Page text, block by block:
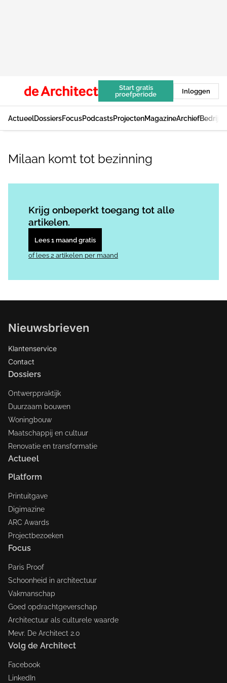
Start gratis
proefperiode
Inloggen
ActueelDossiersFocusPodcastsProjectenMagazineArchief
Milaan komt tot bezinning
Krijg onbeperkt toegang tot alle
artikelen.
Lees 1 maand gratis
of lees 2 artikelen per maand
Nieuwsbrieven
Klantenservice
Contact
Dossiers
Ontwerppraktijk
Duurzaam bouwen
Woningbouw
Maatschappij en cultuur
Renovatie en transformatie
Actueel
Platform
Printuitgave
Digimazine
ARC Awards
Projectbezoeken
Focus
Paris Proof
Schoonheid in architectuur
Vakmanschap
Goed opdrachtgeverschap
Architectuur als culturele waarde
Mevr. De Architect 2.0
Volg de Architect
Facebook
LinkedIn